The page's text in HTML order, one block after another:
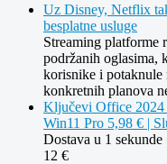
Uz Disney, Netflix
besplatne usluge
Streaming platforme
podržanih oglasima,
korisnike i potaknule
konkretnih planova
Ključevi Office 2024
Win11 Pro 5,98 € |
Dostava u 1
12 €